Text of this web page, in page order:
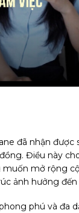
đã nhận
Điều này
mở rộng
ảnh hưởng
phú và đa